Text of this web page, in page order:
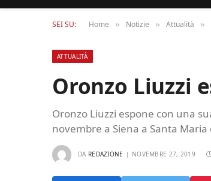
SEI SU: Home » Notizie » Attualità »
ATTUALITÀ
Oronzo Liuzzi
Oronzo Liuzzi espone con una
novembre a Siena a Santa Maria
DA REDAZIONE NOVEMBRE 27, 2019